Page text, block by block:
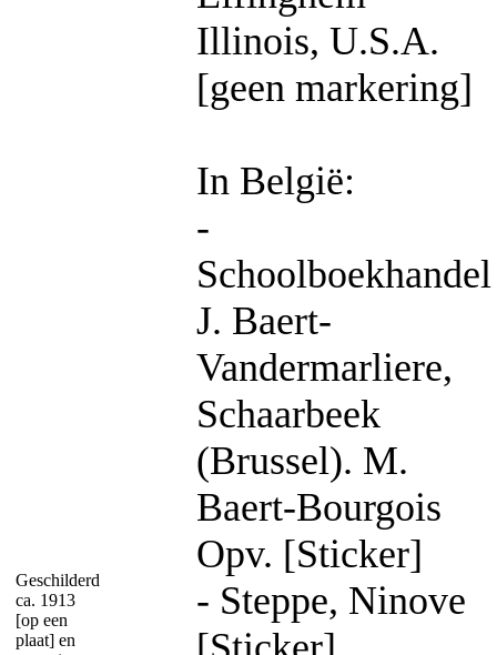
Geschilderd
ca. 1913
[op een
plaat] en
Illinois, U.S.A.
[geen markering]
In België:
-
Schoolboekhandel
J. Baert-
Vandermarliere,
Schaarbeek
(Brussel). M.
Baert-Bourgois
Opv. [Sticker]
- Steppe, Ninove